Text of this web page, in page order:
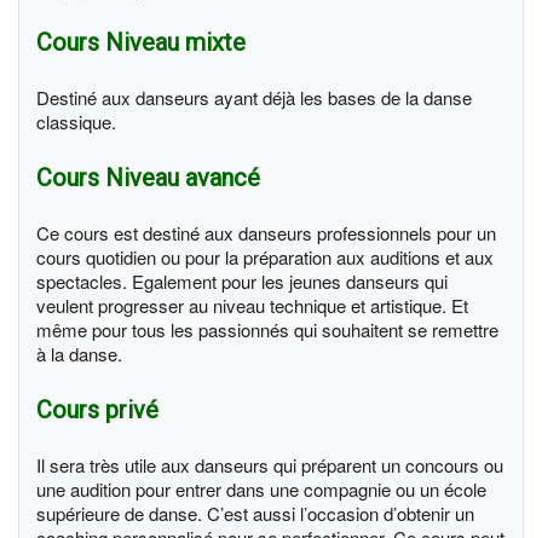
Cours Niveau mixte
Destiné aux danseurs ayant déjà les bases de la danse
classique.
Cours Niveau avancé
Ce cours est destiné aux danseurs professionnels pour un
cours quotidien ou pour la préparation aux auditions et aux
spectacles. Egalement pour les jeunes danseurs qui
veulent progresser au niveau technique et artistique. Et
même pour tous les passionnés qui souhaitent se remettre
à la danse.
Cours privé
Il sera très utile aux danseurs qui préparent un concours ou
une audition pour entrer dans une compagnie ou un école
supérieure de danse. C’est aussi l’occasion d’obtenir un